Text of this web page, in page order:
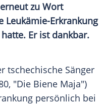
zu Wort
Leukämie-Erkrankung
Er ist dankbar.
tschechische Sänger
"Die Biene Maja")
persönlich bei